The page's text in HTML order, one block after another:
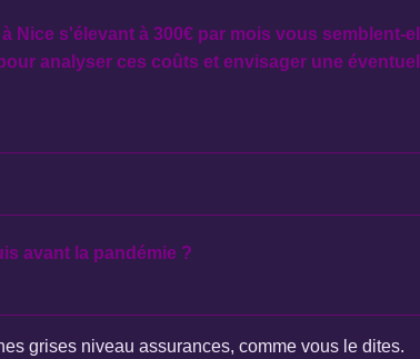
Nice s'élevant à 300€ par mois vous semblent-
analyser ces coûts et envisager une
avant la pandémie ?
grises niveau assurances, comme vous le dites.